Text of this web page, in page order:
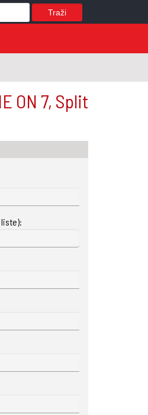
Traži
ON 7, Split